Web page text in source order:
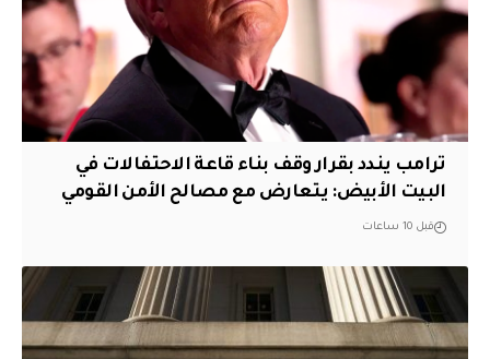
ترامب يندد بقرار وقف بناء قاعة الاحتفالات في
البيت الأبيض: يتعارض مع مصالح الأمن القومي
قبل 10 ساعات